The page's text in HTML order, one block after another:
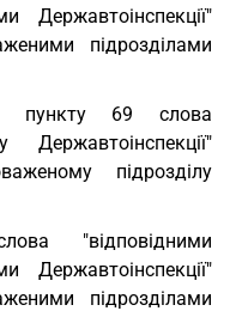
Державтоінспекції"
підрозділами
пункту 69 слова
Державтоінспекції"
підрозділу
"відповідними
Державтоінспекції"
підрозділами